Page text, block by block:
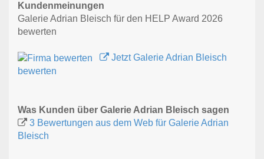
Kundenmeinungen
Galerie Adrian Bleisch für den HELP Award 2026
bewerten
Jetzt Galerie Adrian Bleisch
bewerten
Was Kunden über Galerie Adrian Bleisch sagen
3 Bewertungen aus dem Web für Galerie Adrian
Bleisch